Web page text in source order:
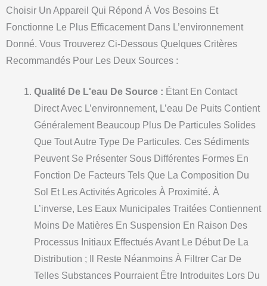
Choisir Un Appareil Qui Répond À Vos Besoins Et
Fonctionne Le Plus Efficacement Dans L’environnement
Donné. Vous Trouverez Ci-Dessous Quelques Critères
Recommandés Pour Les Deux Sources :
Qualité De L'eau De Source : Étant En Contact
Direct Avec L’environnement, L’eau De Puits Contient
Généralement Beaucoup Plus De Particules Solides
Que Tout Autre Type De Particules. Ces Sédiments
Peuvent Se Présenter Sous Différentes Formes En
Fonction De Facteurs Tels Que La Composition Du
Sol Et Les Activités Agricoles À Proximité. À
L’inverse, Les Eaux Municipales Traitées Contiennent
Moins De Matières En Suspension En Raison Des
Processus Initiaux Effectués Avant Le Début De La
Distribution ; Il Reste Néanmoins À Filtrer Car De
Telles Substances Pourraient Être Introduites Lors Du